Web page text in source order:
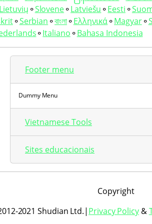
Lietuvių ⚬Slovene⚬Latviešu ⚬Eesti ⚬
⚬Serbian ⚬বাংলা⚬Ελληνικά⚬Magyar⚬
⚬Italiano ⚬Bahasa Indonesia
Footer menu
Dummy Menu
Vietnamese Tools
Sites educacionais
Copyright
2021 Shudian Ltd.| Privacy Policy&